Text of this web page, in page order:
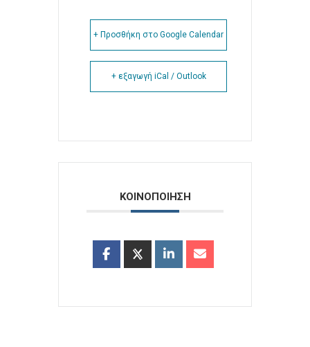
+ Προσθήκη στο Google Calendar
+ εξαγωγή iCal / Outlook
ΚΟΙΝΟΠΟΙΗΣΗ